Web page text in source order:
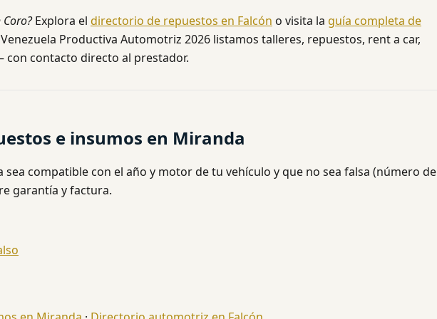
Explora el directorio de repuestos en Falcón o visita la guía completa de
Venezuela Productiva Automotriz 2026 listamos talleres, repuestos, rent a car,
contacto directo al prestador.
e insumos en Miranda
sea compatible con el año y motor de tu vehículo y que no sea falsa (número de
garantía y factura.